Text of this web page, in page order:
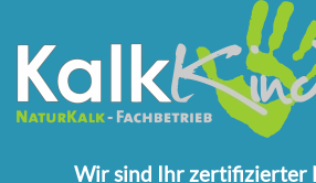
Wir sind Ihr zertifizierter